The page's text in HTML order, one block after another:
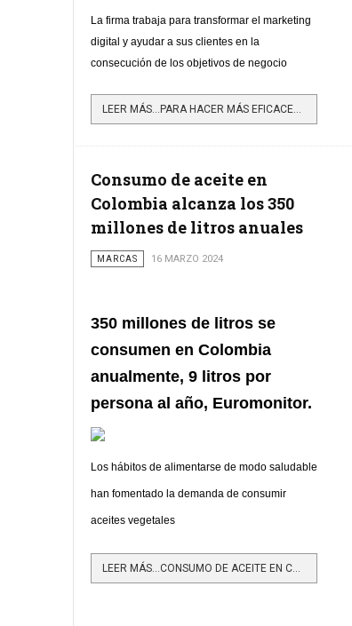
La firma trabaja para transformar el marketing
digital y ayudar a sus clientes en la
consecución de los objetivos de negocio
LEER MÁS…PARA HACER MÁS EFICACES LAS ESTRATEGIAS DE MARCA Y MARKETING LLYC LANZA AI MEDIA ACTIVATION
Consumo de aceite en
Colombia alcanza los 350
millones de litros anuales
MARCAS 16 MARZO 2024
350 millones de litros se
consumen en Colombia
anualmente, 9 litros por
persona al año, Euromonitor.
Los hábitos de alimentarse de modo saludable
han fomentado la demanda de consumir
aceites vegetales
LEER MÁS…CONSUMO DE ACEITE EN COLOMBIA ALCANZA LOS 350 MILLONES DE LITROS ANUALES